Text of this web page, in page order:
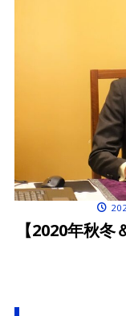
【2020年秋